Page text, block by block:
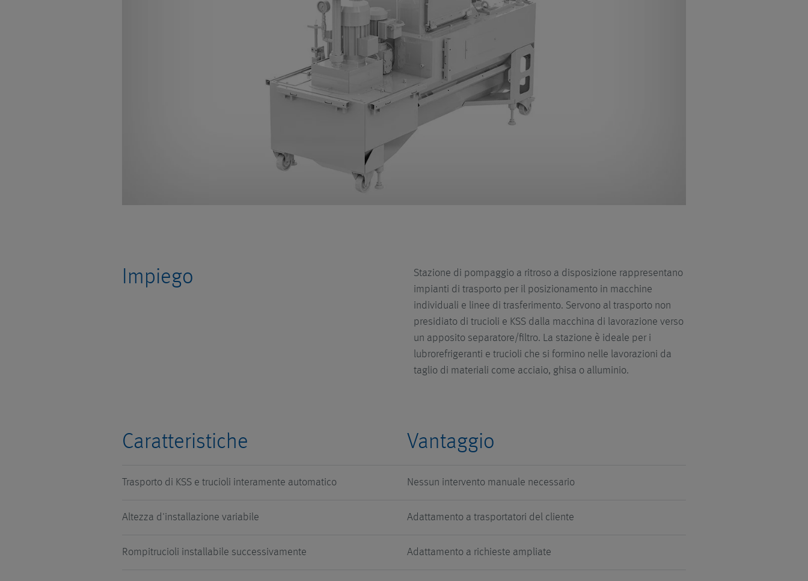
Impiego
Stazione di pompaggio a ritroso a disposizione rappresentano
impianti di trasporto per il posizionamento in macchine
individuali e linee di trasferimento. Servono al trasporto non
presidiato di trucioli e KSS dalla macchina di lavorazione verso
un apposito separatore/filtro. La stazione è ideale per i
lubrorefrigeranti e trucioli che si formino nelle lavorazioni da
taglio di materiali come acciaio, ghisa o alluminio.
Caratteristiche Vantaggio
Trasporto di KSS e trucioli interamente automatico Nessun intervento manuale necessario
Altezza d'installazione variabile Adattamento a trasportatori del cliente
Rompitrucioli installabile successivamente Adattamento a richieste ampliate